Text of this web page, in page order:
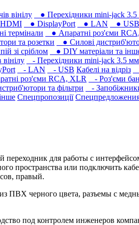
вінілу ● Перехідники mini-jack
● DisplayPort ● LAN ● USB
термінали ● Апаратні роз'єми
та розетки ● Силові
зі сріблом ● DIY матеріали та
- Перехідники mini-jack 3.5 мм
- LAN - USB Кабелі на відріз
роз'єми RCA, XLR - Роз'єми
та фільтри -
Спецпропозиції
для работы с
пространства или подключить
правый.
ПВХ черного цвета, разъемы с
под контролем инженеров